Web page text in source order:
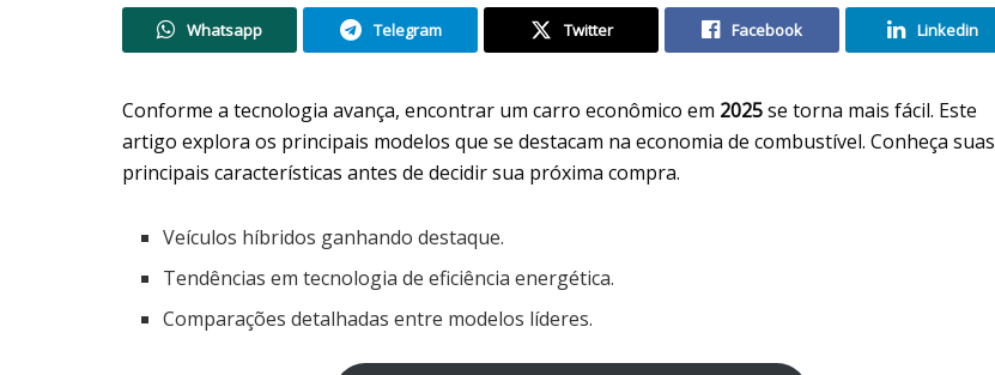
Whatsapp Telegram Twitter Facebook Linkedin
Conforme a tecnologia avança, encontrar um carro econômico em 2025se torna mais fácil. Este
artigo explora os principais modelos que se destacam na economia de combustível. Conheça suas
principais características antes de decidir sua próxima compra.
Veículos híbridos ganhando destaque.
Tendências em tecnologia de eficiência energética.
Comparações detalhadas entre modelos líderes.